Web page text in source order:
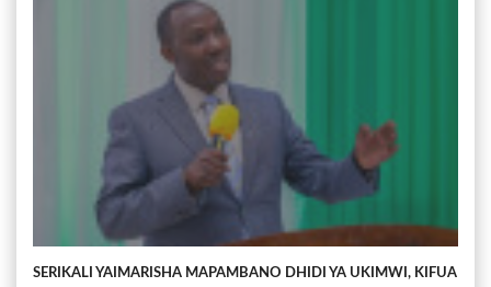
SERIKALI YAIMARISHA MAPAMBANO DHIDI YA UKIMWI, KIFUA